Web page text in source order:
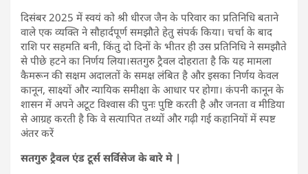
दिसंबर 2025 में स्वयं को श्री धीरज जैन के परिवार का प्रतिनिधि बताने
वाले एक व्यक्ति ने सौहार्दपूर्ण समझौते हेतु संपर्क किया। चर्चा के बाद
राशि पर सहमति बनी, किंतु दो दिनों के भीतर ही उस प्रतिनिधि ने समझौते
से पीछे हटने का निर्णय लिया।सतगुरु ट्रैवल दोहराता है कि यह मामला
कैमरून की सक्षम अदालतों के समक्ष लंबित है और इसका निर्णय केवल
कानून, साक्ष्यों और न्यायिक समीक्षा के आधार पर होगा। कंपनी कानून के
शासन में अपने अटूट विश्वास की पुनः पुष्टि करती है और जनता व मीडिया
से आग्रह करती है कि वे सत्यापित तथ्यों और गढ़ी गई कहानियों में स्पष्ट
अंतर करें
सतगुरु ट्रैवल एंड टूर्स सर्विसेज के बारे मे |